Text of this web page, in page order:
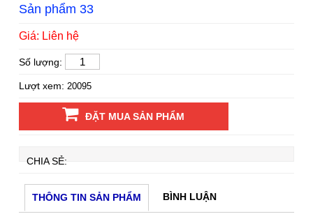
Sản phẩm 33
Giá: Liên hệ
Số lượng:
Lượt xem: 20095
ĐẶT MUA SẢN PHẨM
CHIA SẺ:
THÔNG TIN SẢN PHẨM BÌNH LUẬN